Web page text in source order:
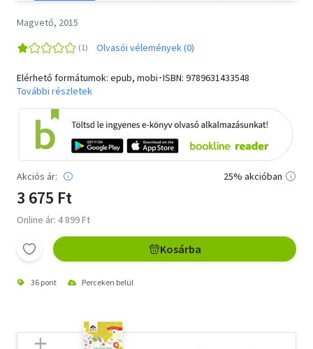
Magvető, 2015
Olvasói vélemények (0)
Elérhető formátumok: epub, mobi･ISBN: 9789631433548
További részletek
Akciós ár:
3 675 Ft
Online ár: 4 899 Ft
25% akcióban
Kosárba
36 pont Perceken belül